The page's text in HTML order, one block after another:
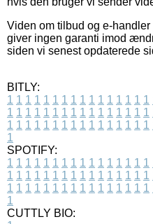
Viden om tilbud og e-
giver ingen garanti imod
siden vi senest opdaterede
BITLY:
1 1 1 1 1 1 1 1 1 1 1 1 1 1 1 1
1 1 1 1 1 1 1 1 1 1 1 1 1 1 1 1
1 1 1 1 1 1 1 1 1 1 1 1 1 1 1 1
1
SPOTIFY:
1 1 1 1 1 1 1 1 1 1 1 1 1 1 1 1
1 1 1 1 1 1 1 1 1 1 1 1 1 1 1 1
1 1 1 1 1 1 1 1 1 1 1 1 1 1 1 1
1
CUTTLY BIO: